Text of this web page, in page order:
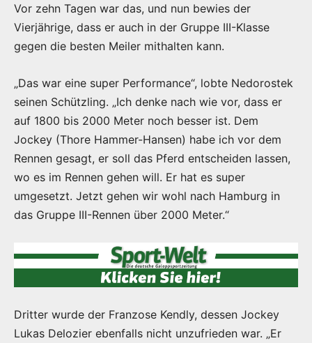
Vor zehn Tagen war das, und nun bewies der
Vierjährige, dass er auch in der Gruppe III-Klasse
gegen die besten Meiler mithalten kann.
„Das war eine super Performance“, lobte Nedorostek
seinen Schützling. „Ich denke nach wie vor, dass er
auf 1800 bis 2000 Meter noch besser ist. Dem
Jockey (Thore Hammer-Hansen) habe ich vor dem
Rennen gesagt, er soll das Pferd entscheiden lassen,
wo es im Rennen gehen will. Er hat es super
umgesetzt. Jetzt gehen wir wohl nach Hamburg in
das Gruppe III-Rennen über 2000 Meter.“
Dritter wurde der Franzose Kendly, dessen Jockey
Lukas Delozier ebenfalls nicht unzufrieden war. „Er